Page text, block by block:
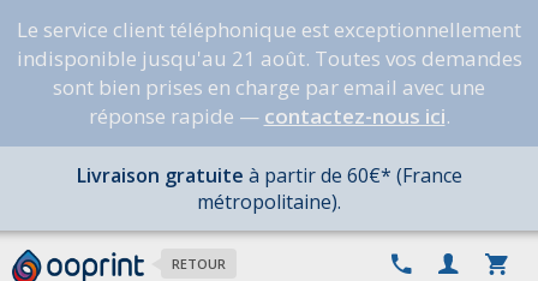
Le service client téléphonique est exceptionnellement
indisponible jusqu'au 21 août. Toutes vos demandes
sont bien prises en charge par email avec une
réponse rapide — contactez-nous ici.
Livraison gratuite à partir de 60€* (France
métropolitaine).
RETOUR